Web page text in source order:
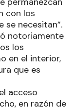
con los
se necesitan”.
notoriamente
los
en el interior,
que es
acceso
en razón de